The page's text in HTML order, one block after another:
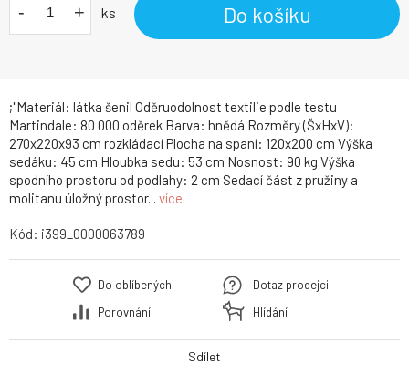
;"Materiál: látka šenil Oděruodolnost textilie podle testu
Martindale: 80 000 oděrek Barva: hnědá Rozměry (ŠxHxV):
270x220x93 cm rozkládací Plocha na spaní: 120x200 cm Výška
sedáku: 45 cm Hloubka sedu: 53 cm Nosnost: 90 kg Výška
spodního prostoru od podlahy: 2 cm Sedací část z pružiny a
molitanu úložný prostor... více
- + ks Do košíku
Kód: i399_0000063789
Do oblíbených
Porovnání
Dotaz prodejci
Hlídání
Sdílet